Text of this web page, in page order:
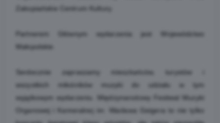
Zakopiańskie Centrum Kultury.
Partnerem Głównym wydarzenia jest Województwo
Małopolskie.
Serdecznie zapraszamy mieszkańców, turystów i
wszystkich miłośników muzyki do udziału w tym
wyjątkowym wydarzeniu. Międzynarodowy Festiwal Muzyki
Organowej i Kameralnej im. Wacława Geigera to nie tylko